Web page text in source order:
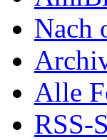
Nach
Alle
RSS-